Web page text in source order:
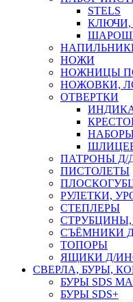
STELS
КЛЮЧИ,
НОЖИ
НОЖНИЦЫ
НОЖОВКИ,
ОТВЕРТКИ
ПАТРОНЫ Д/
ПИСТОЛЕТЫ
РУЛЕТКИ,
СТЕПЛЕРЫ
СЪЁМНИКИ
ТОПОРЫ
ЯЩИКИ Д/
СВЕРЛА, БУРЫ,
БУРЫ SDS
БУРЫ SDS+